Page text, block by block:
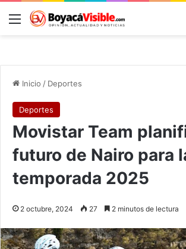
Menú
Inicio / Deportes
Deportes
Movistar Team
futuro de Nairo para
temporada 2025
2 octubre, 2024 27 2 minutos de lectura